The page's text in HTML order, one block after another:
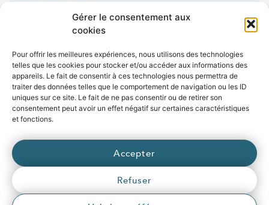
Gérer le consentement aux
cookies
Pour offrir les meilleures expériences, nous utilisons des technologies
telles que les cookies pour stocker et/ou accéder aux informations des
appareils. Le fait de consentir à ces technologies nous permettra de
traiter des données telles que le comportement de navigation ou les ID
uniques sur ce site. Le fait de ne pas consentir ou de retirer son
consentement peut avoir un effet négatif sur certaines caractéristiques
et fonctions.
Accepter
Refuser
Lun > jeu : 9h-12h et 14h-16h30
9h-12h et 14h-16h
Marchés publicsPressePublicationsVidéosOpen data
Emplois
fibre.syane.fr/syanchaleur.fr/syanenr.com/
eborn.fr
© 2026 Syane
Mentions légales
Politique de confidentialité